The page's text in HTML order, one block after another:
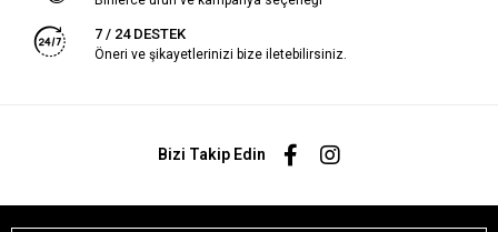
7 / 24 DESTEK
Öneri ve şikayetlerinizi bize iletebilirsiniz.
Bizi Takip Edin